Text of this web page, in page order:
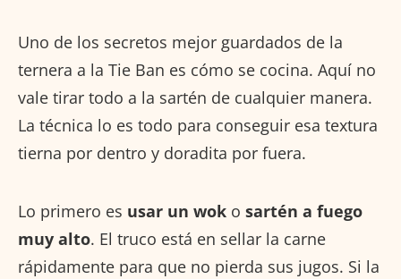
Uno de los secretos mejor guardados de la
ternera a la Tie Ban es cómo se cocina. Aquí no
vale tirar todo a la sartén de cualquier manera.
La técnica lo es todo para conseguir esa textura
tierna por dentro y doradita por fuera.
Lo primero es usar un wok o sartén a fuego
muy alto. El truco está en sellar la carne
rápidamente para que no pierda sus jugos. Si la